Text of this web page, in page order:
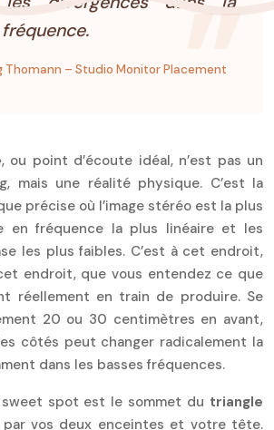
Thomann – Studio Monitor Placement
ou point d’écoute idéal, n’est pas un
mais une réalité physique. C’est la
précise où l’image stéréo est la plus
en fréquence la plus linéaire et les
les plus faibles. C’est à cet endroit,
endroit, que vous entendez ce que
réellement en train de produire. Se
20 ou 30 centimètres en avant,
côtés peut changer radicalement la
dans les basses fréquences.
spot est le sommet du triangle
par vos deux enceintes et votre tête.